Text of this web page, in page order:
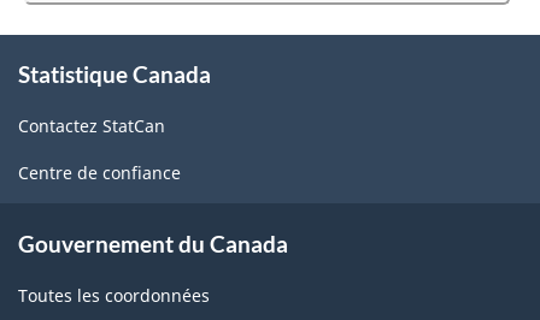
propos
ce
site
Statistique Canada
Contactez StatCan
Centre de confiance
Gouvernement du Canada
Toutes les coordonnées